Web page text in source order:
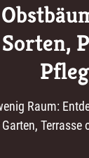
Raum:
Terrasse